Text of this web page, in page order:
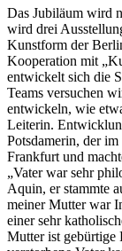
Das Jubiläum wird
wird drei
Kunstform der
Kooperation mit
entwickelt sich die
Teams versuchen
entwickeln, wie
Leiterin.
Potsdamerin, der im
Frankfurt und
„Vater war sehr
Aquin, er stammte
meiner Mutter war
einer sehr
Mutter ist gebürtige